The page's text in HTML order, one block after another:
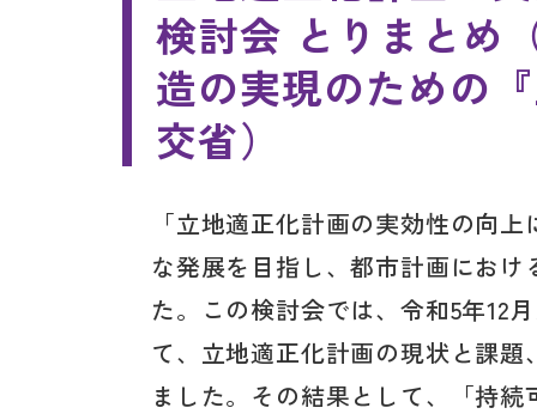
検討会 とりまとめ
造の実現のための
交省）
「立地適正化計画の実効性の向
な発展を目指し、都市計画にお
た。この検討会では、令和5年12
て、立地適正化計画の現状と課
ました。その結果として、「持